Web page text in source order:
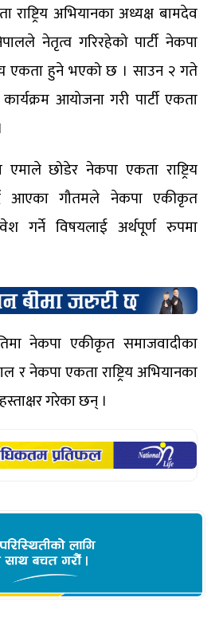
अभियानका अध्यक्ष बामदेव
नेतृत्व गरिरहेको पार्टी नेकपा
एकता हुने भएको छ । साउन २ गते
आयोजना गरी पार्टी एकता
छोडेर नेकपा एकता राष्ट्रिय
आएका गौतमले नेकपा एकीकृत
गर्ने विषयलाई अर्थपूर्ण रुपमा
नेकपा एकीकृत समाजवादीका
र नेकपा एकता राष्ट्रिय अभियानका
गरेका छन् ।